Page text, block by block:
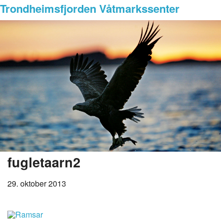
Trondheimsfjorden Våtmarkssenter
fugletaarn2
29. oktober 2013